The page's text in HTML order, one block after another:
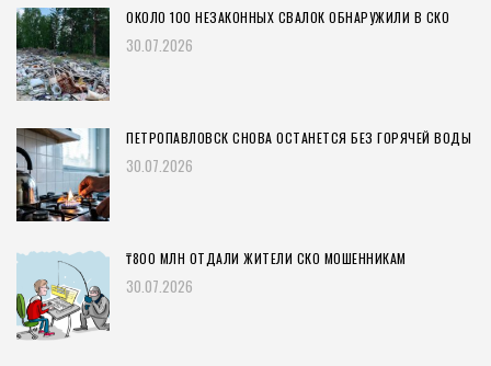
ОКОЛО 100 НЕЗАКОННЫХ СВАЛОК ОБНАРУЖИЛИ В СКО
30.07.2026
ПЕТРОПАВЛОВСК СНОВА ОСТАНЕТСЯ БЕЗ ГОРЯЧЕЙ ВОДЫ
30.07.2026
₸800 МЛН ОТДАЛИ ЖИТЕЛИ СКО МОШЕННИКАМ
30.07.2026